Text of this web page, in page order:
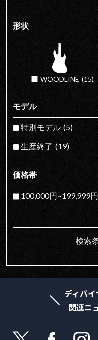
形状
WOODLINE (15)
モデル
特別モデル (5)
生産終了 (19)
価格帯
100,000円~199,999円
検索
ディバ
関連ニ